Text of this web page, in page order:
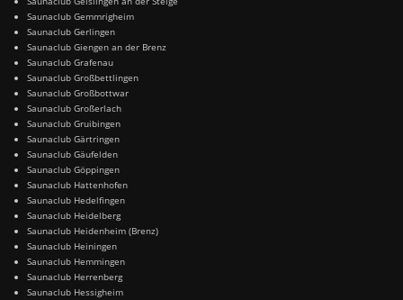
Saunaclub Gemmrigheim
Saunaclub Gerlingen
Saunaclub Giengen an der Brenz
Saunaclub Grafenau
Saunaclub Großbettlingen
Saunaclub Großbottwar
Saunaclub Großerlach
Saunaclub Gruibingen
Saunaclub Gärtringen
Saunaclub Gäufelden
Saunaclub Göppingen
Saunaclub Hattenhofen
Saunaclub Hedelfingen
Saunaclub Heidelberg
Saunaclub Heidenheim (Brenz)
Saunaclub Heiningen
Saunaclub Hemmingen
Saunaclub Herrenberg
Saunaclub Hessigheim